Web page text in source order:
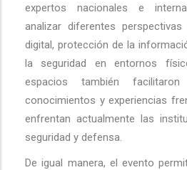
expertos nacionales e
analizar diferentes
digital, protección de la
la seguridad en entornos
espacios también
conocimientos y experiencias
enfrentan actualmente las
seguridad y defensa.
De igual manera, el evento